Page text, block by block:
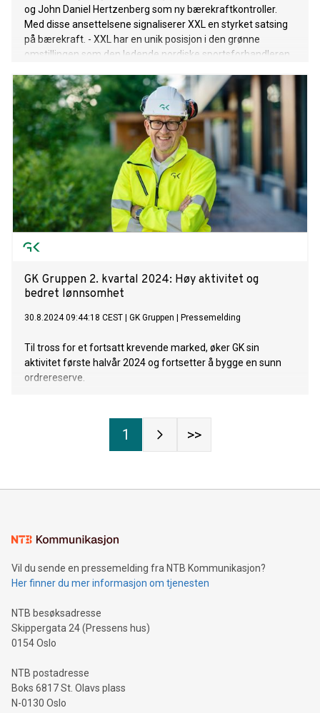
og John Daniel Hertzenberg som ny bærekraftkontroller.
Med disse ansettelsene signaliserer XXL en styrket satsing
på bærekraft. - XXL har en unik posisjon i den grønne
omstillingen som den ledende nordiske sportsforhandleren
i vår verdikjede, sier Skulstad Driveklepp.
GK Gruppen 2. kvartal 2024: Høy aktivitet og
bedret lønnsomhet
30.8.2024 09:44:18 CEST GK Gruppen Pressemelding
Til tross for et fortsatt krevende marked, øker GK sin
aktivitet første halvår 2024 og fortsetter å bygge en sunn
ordrereserve.
1 >>
Vil du sende en pressemelding fra NTB Kommunikasjon?
Her finner du mer informasjon om tjenesten
NTB besøksadresse
Skippergata 24 (Pressens hus)
0154 Oslo
NTB postadresse
Boks 6817 St. Olavs plass
N-0130 Oslo